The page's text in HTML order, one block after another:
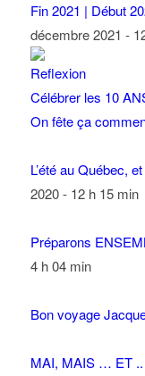
Fin 2021 | Début
décembre 2021 -
Célébrer les 10
On fête ça
L’été au Québec,
2020 - 12 h 15 min
Préparons
4 h 04 min
Bon voyage
MAI, MAIS … ET ..